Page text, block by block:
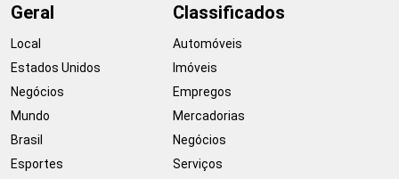
Geral
Local
Estados Unidos
Negócios
Mundo
Brasil
Esportes
Classificados
Automóveis
Imóveis
Empregos
Mercadorias
Negócios
Serviços